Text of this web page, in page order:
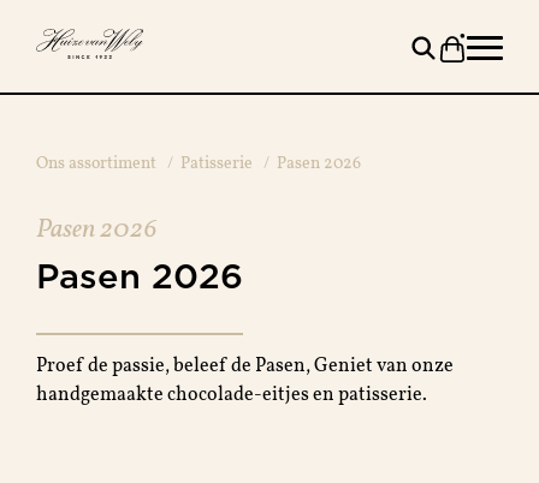
Ons assortiment / Patisserie / Pasen 2026
Pasen 2026
Pasen 2026
Proef de passie, beleef de Pasen, Geniet van onze
handgemaakte chocolade-eitjes en patisserie.